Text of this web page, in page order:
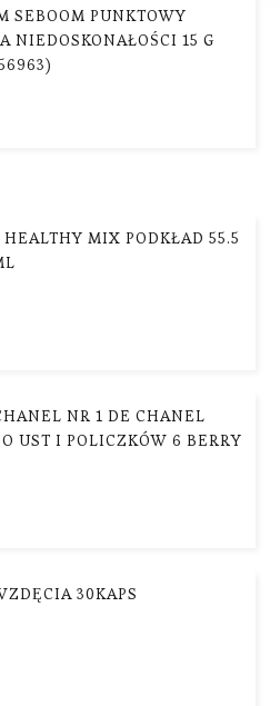
SEBOOM PUNKTOWY
NIEDOSKONAŁOŚCI 15 G
HEALTHY MIX PODKŁAD 55.5
NR 1 DE CHANEL
UST I POLICZKÓW 6 BERRY
30KAPS